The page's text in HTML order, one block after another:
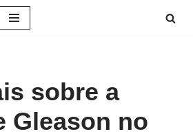
sobre a
Gleason no